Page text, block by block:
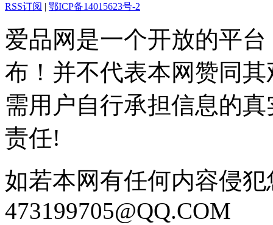
RSS订阅 | 鄂ICP备14015623号-2
爱品网是一个开放的平
布！并不代表本网赞同
需用户自行承担信息的
责任!
如若本网有任何内容侵
473199705@QQ.COM